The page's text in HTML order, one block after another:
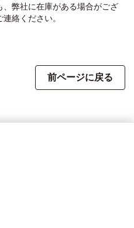
弊社に在庫がある場合がござ
絡ください。
前ページに戻る